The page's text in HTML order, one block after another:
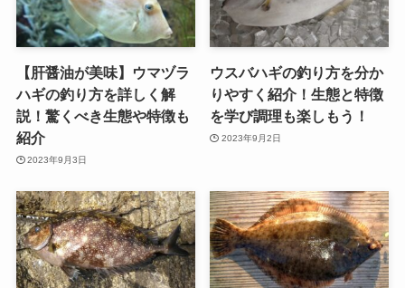
【肝醤油が美味】ウマヅラ
ハギの釣り方を詳しく解
説！驚くべき生態や特徴も
紹介
2023年9月3日
ウスバハギの釣り方を分か
りやすく紹介！生態と特徴
を学び調理も楽しもう！
2023年9月2日